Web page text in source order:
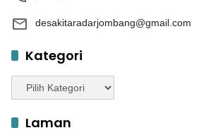
desakitaradarjombang@gmail.com
Kategori
Kategori
Laman